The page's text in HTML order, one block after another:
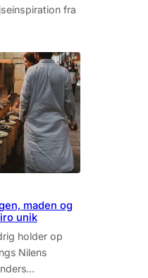
fra
maden og
unik
holder op
Nilens